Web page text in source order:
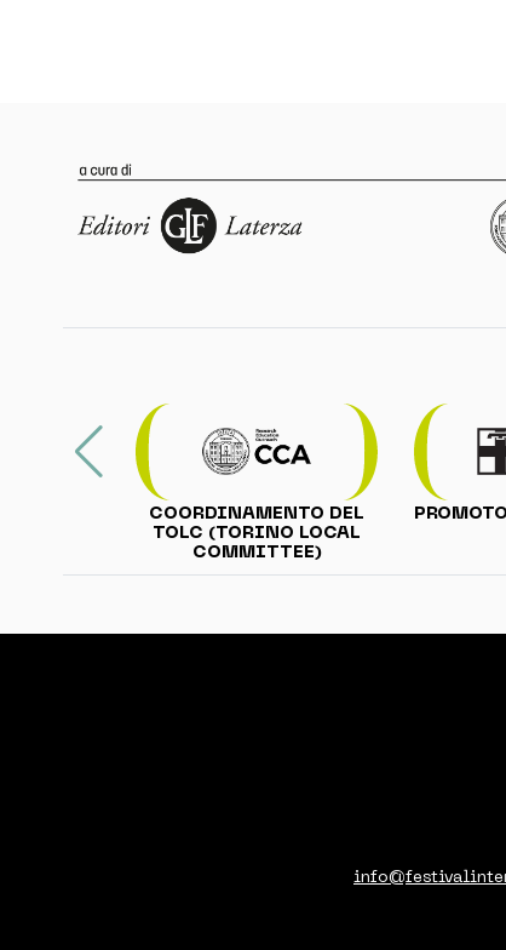
COORDINAMENTO DEL
TOLC (TORINO LOCAL
COMMITTEE)